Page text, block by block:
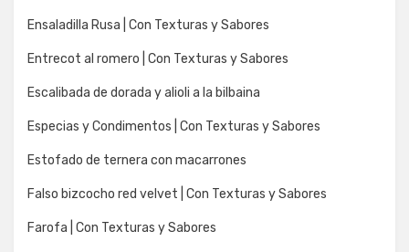
Ensaladilla Rusa | Con Texturas y Sabores
Entrecot al romero | Con Texturas y Sabores
Escalibada de dorada y alioli a la bilbaina
Especias y Condimentos | Con Texturas y Sabores
Estofado de ternera con macarrones
Falso bizcocho red velvet | Con Texturas y Sabores
Farofa | Con Texturas y Sabores